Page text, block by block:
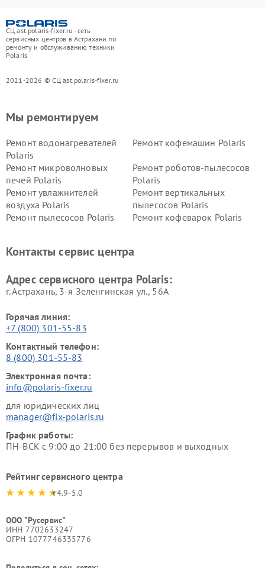
СЦ ast.polaris-fixer.ru - сеть
сервисных центров в Астрахани по
ремонту и обслуживанию техники
Polaris
2021-2026 © СЦ ast.polaris-fixer.ru
Мы ремонтируем
Ремонт водонагревателей
Polaris
Ремонт кофемашин Polaris
Ремонт микроволновых
печей Polaris
Ремонт роботов-пылесосов
Polaris
Ремонт увлажнителей
воздуха Polaris
Ремонт вертикальных
пылесосов Polaris
Ремонт пылесосов Polaris
Ремонт кофеварок Polaris
Контакты сервис центра
Адрес сервисного центра Polaris:
г. Астрахань, 3-я Зеленгинская ул., 56А
Горячая линия:
+7 (800) 301-55-83
Контактный телефон:
8 (800) 301-55-83
Электронная почта:
info@polaris-fixer.ru
для юридических лиц
manager@fix-polaris.ru
График работы:
ПН-ВСК с 9:00 до 21:00 без перерывов и выходных
Рейтинг сервисного центра
4.9-5.0
ООО "Русервис"
ИНН 7702633247
ОГРН 1077746335776